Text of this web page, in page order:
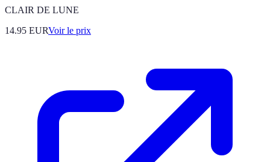
CLAIR DE LUNE
14.95 EURVoir le prix